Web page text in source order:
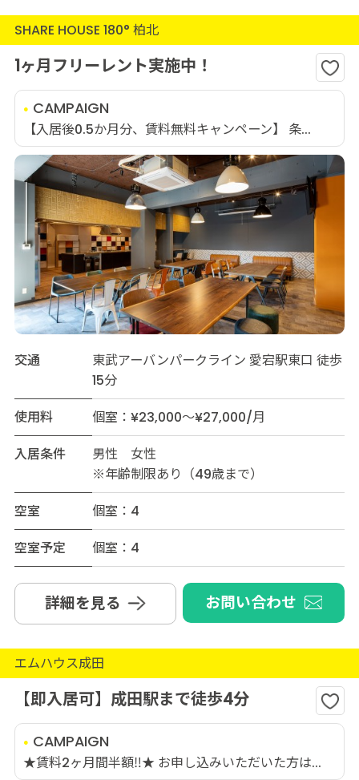
SHARE HOUSE 180° 柏北
1ヶ月フリーレント実施中！
CAMPAIGN
【入居後0.5か月分、賃料無料キャンペーン】 条...
交通
東武アーバンパークライン 愛宕駅東口 徒歩
15分
使用料
個室：¥23,000～¥27,000/月
入居条件
男性 女性
※年齢制限あり（49歳まで）
空室
個室：4
空室予定
個室：4
詳細を見る お問い合わせ
エムハウス成田
【即入居可】成田駅まで徒歩4分
CAMPAIGN
★賃料2ヶ月間半額‼★ お申し込みいただいた方は...